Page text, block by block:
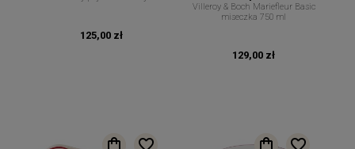
125,00 zł
Villeroy & Boch Mariefleur Basic
miseczka 750 ml
129,00 zł